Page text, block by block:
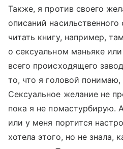
Также, я против своего
описаний насильственного
читать книгу, например,
о сексуальном маньяке
всего происходящего
то, что я головой понимаю,
Сексуальное желание не
пока я не помастурбирую.
или у меня портится
хотела этого, но не знала,